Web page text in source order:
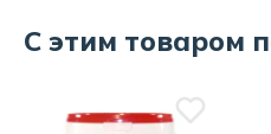
С этим товаром